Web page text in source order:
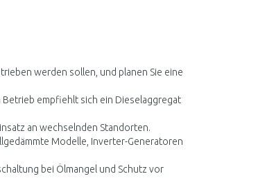
werden sollen, und planen Sie eine
empfiehlt sich ein Dieselaggregat
an wechselnden Standorten.
Modelle, Inverter-Generatoren
bei Ölmangel und Schutz vor